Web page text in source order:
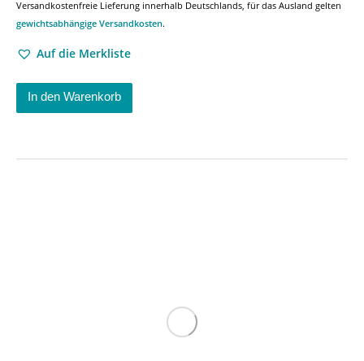
Versandkostenfreie Lieferung innerhalb Deutschlands, für das Ausland gelten
gewichtsabhängige Versandkosten.
Auf die Merkliste
In den Warenkorb